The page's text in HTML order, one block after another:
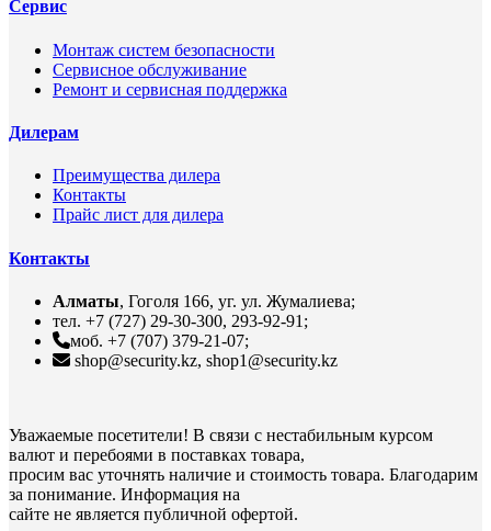
Сервис
Монтаж систем безопасности
Сервисное обслуживание
Ремонт и сервисная поддержка
Дилерам
Преимущества дилера
Контакты
Прайс лист для дилера
Контакты
Алматы, Гоголя 166, уг. ул. Жумалиева;
тел. +7 (727) 29-30-300, 293-92-91;
моб. +7 (707) 379-21-07;
shop@security.kz, shop1@security.kz
Уважаемые посетители! В связи с нестабильным курсом
валют и перебоями в поставках товара,
просим вас уточнять наличие и стоимость товара. Благодарим
за понимание. Информация на
сайте не является публичной офертой.